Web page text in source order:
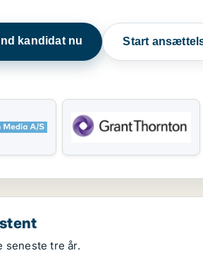
kandidat nu Start
seneste tre år.